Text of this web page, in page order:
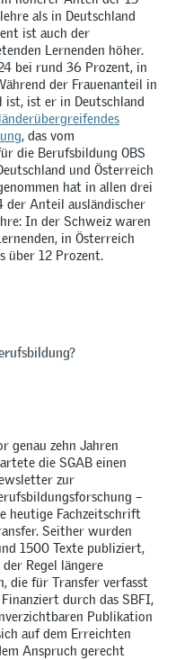
als in Deutschland
ist auch der
Lernenden höher.
bei rund 36 Prozent, in
der Frauenanteil in
ist, ist er in Deutschland
länderübergreifendes
, das vom
die Berufsbildung OBS
und Österreich
hat in allen drei
der Anteil ausländischer
In der Schweiz waren
in Österreich
über 12 Prozent.
genau zehn Jahren
die SGAB einen
zur
–
heutige Fachzeitschrift
Seither wurden
1500 Texte publiziert,
der Regel längere
die für Transfer verfasst
durch das SBFI,
Publikation
auf dem Erreichten
Anspruch gerecht